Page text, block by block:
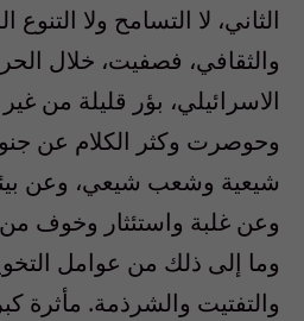
الثاني، لا التسامح ولا
والثقافي، فصفيت، خلال
الاسرائيلي، بؤر قليلة من
وحوصرت وكثر الكلام عن
شيعية وشعب شيعي، وعن
وعن غلبة واستئثار وخوف
وما إلى ذلك من عوامل
والتفتيت والشرذمة. مأثرة